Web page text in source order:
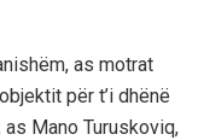
as motrat
për t’i dhënë
Mano Turuskoviq,